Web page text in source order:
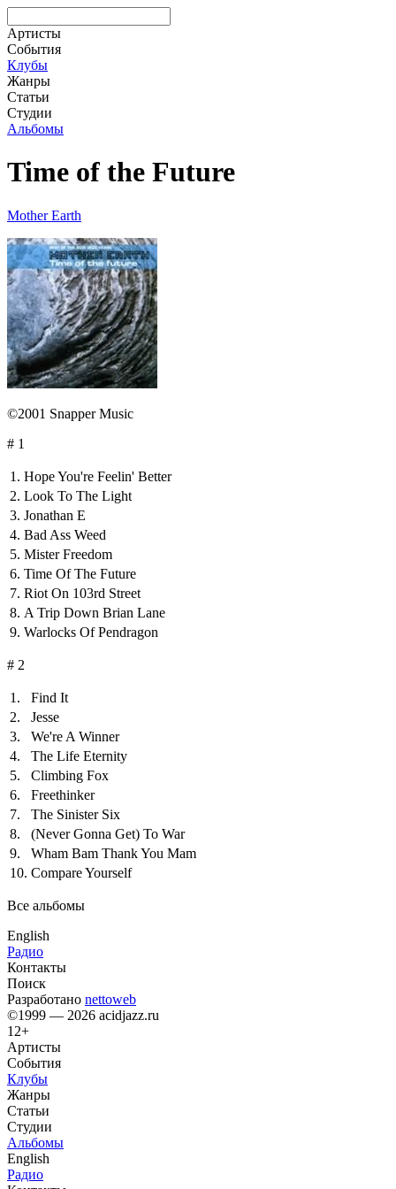
Артисты
События
Клубы
Жанры
Статьи
Студии
Альбомы
Time of the Future
Mother Earth
©2001 Snapper Music
# 1
1. Hope You're Feelin' Better
2. Look To The Light
3. Jonathan E
4. Bad Ass Weed
5. Mister Freedom
6. Time Of The Future
7. Riot On 103rd Street
8. A Trip Down Brian Lane
9. Warlocks Of Pendragon
# 2
1.
Find It
2.
Jesse
3.
We're A Winner
4.
The Life Eternity
5.
Climbing Fox
6.
Freethinker
7.
The Sinister Six
8.
(Never Gonna Get) To War
9.
Wham Bam Thank You Mam
10. Compare Yourself
Все альбомы
English
Радио
Контакты
Поиск
Разработано nettoweb
©1999 — 2026 acidjazz.ru
12+
Артисты
События
Клубы
Жанры
Статьи
Студии
Альбомы
English
Радио